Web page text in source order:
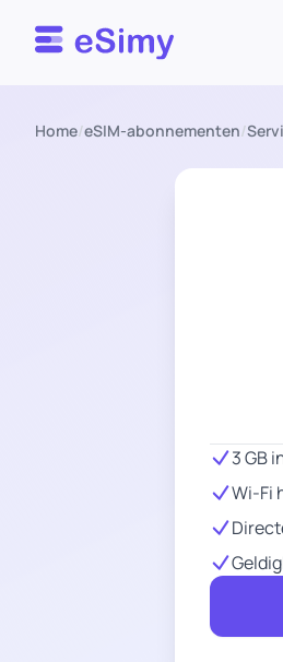
Esimy
Home/eSIM-abonnementen/
3 GB
Wi-Fi